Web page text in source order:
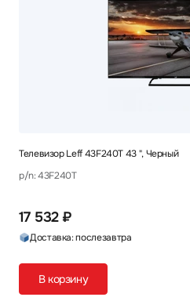
Телевизор Leff 43F240T 43 ", Черный
p/n: 43F240T
17 532 ₽
Доставка: послезавтра
В корзину